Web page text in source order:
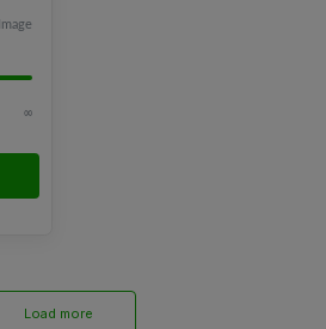
∞
Load more